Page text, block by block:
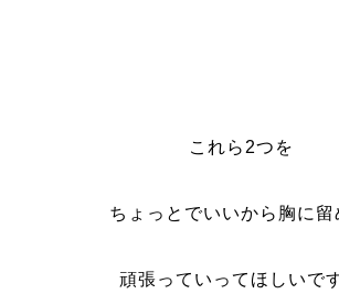
これら2つを
ちょっとでいいから胸に留
頑張っていってほしいで